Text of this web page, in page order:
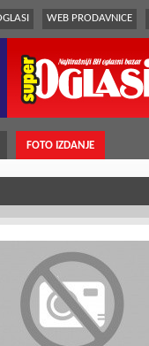
WEB PRODAVNICE
FOTO IZDANJE